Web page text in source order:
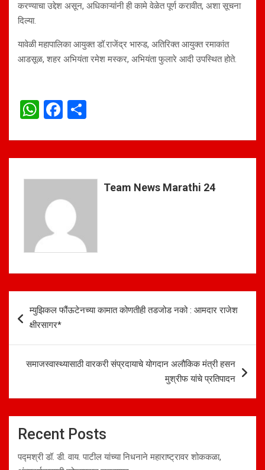
करण्याचा उद्देश असून, अधिकाऱ्यांनी ही कामे वेळेत पूर्ण करावीत, अशा सूचना
दिल्या.
यावेळी महापालिका आयुक्त डॉ.राजेंद्र भारुड, अतिरिक्त आयुक्त रमाकांत
आडसूळ, शहर अभियंता रमेश मस्कर, अभियंता फुलारे आदी उपस्थित होते.
W
at
A
p
p
F
ce
o
o
k
ar
Team News Marathi 24
navigation
म्युझिकल फौंऊटेनच्या कामात कोणतीही तडजोड नको : आमदार राजेश
क्षीरसागर*
समाजस्वास्थ्यासाठी वारकरी संप्रदायाचे योगदान अलौकिक मंत्री हसन
मुश्रीफ यांचे प्रतिपादन
Recent Posts
पद्मश्री डॉ. डी. वाय. पाटील यांच्या निधनाने महाराष्ट्रावर शोककळा,